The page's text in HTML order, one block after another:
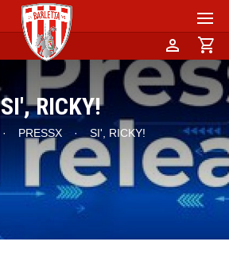
person shopping_cart
SI', RICKY!
· PRESSX · SI', RICKY!